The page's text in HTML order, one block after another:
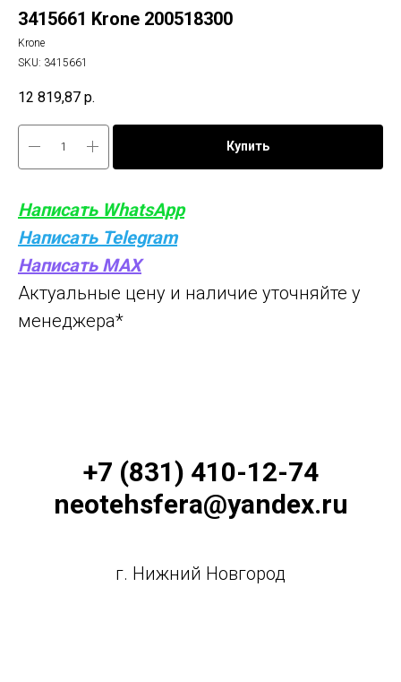
3415661 Krone 200518300
Krone
SKU: 3415661
12 819,87 р.
Купить
Написать WhatsApp
Написать Telegram
Написать MAX
Актуальные цену и наличие уточняйте у
менеджера*
+7 (831) 410-12-74
neotehsfera@yandex.ru
г. Нижний Новгород